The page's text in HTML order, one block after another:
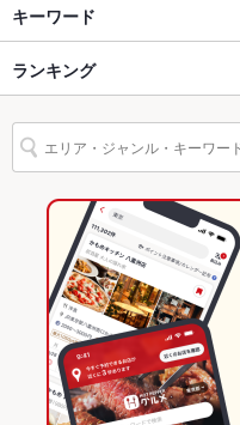
Wi-Fi
バリアフリ
ー
駐車場 なし ：お近くのコ
その他設備 いけすにて新鮮な
飲み放題 あり
食べ放題 なし
焼酎充実、日本酒充
お子様連れ お子様連れ歓迎 ：
和風
灘・東灘 × 居酒屋
灘・東灘 × 海鮮
灘・東灘 × 和風
六甲道駅 × 居酒屋
六甲道駅 × 海鮮
六甲道駅 × 和風
六甲道 × 居酒屋
六甲道 × 海鮮
六甲道 × 和風
兵庫
兵庫 × 居酒屋
兵庫 × 海鮮
兵庫 × 和風
新在家駅
六甲駅
六甲道駅
キーワード
からあげ
ランキング
兵庫のグルメランキング
兵庫の居酒屋ランキング
兵庫の海鮮ランキング
灘・東灘のグルメランキング
灘・東灘の居酒屋ランキング
灘・東灘の海鮮ランキング